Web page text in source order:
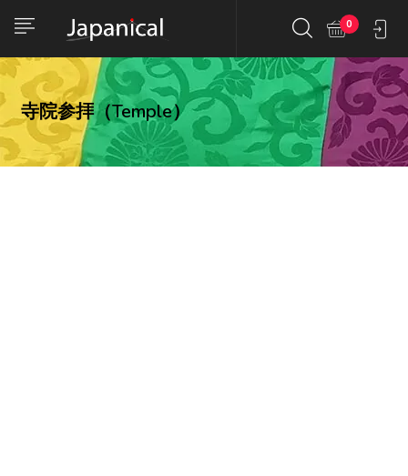
0
寺院参拝（Temple）